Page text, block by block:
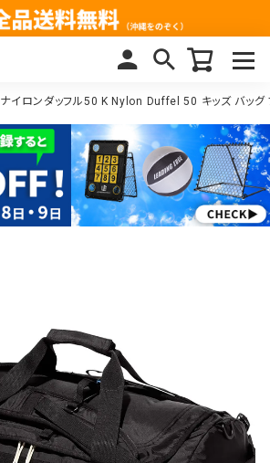
ナイロンダッフル50 K Nylon Duffel 50 キッズ バッ